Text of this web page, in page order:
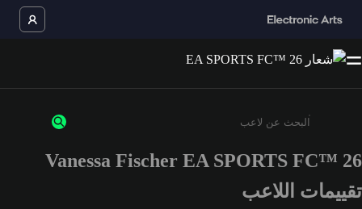
أدخل 3 أحرف أو أرقام على الأقل
Vanessa Fischer EA SPORTS FC™ 26
تقييمات اللاعب